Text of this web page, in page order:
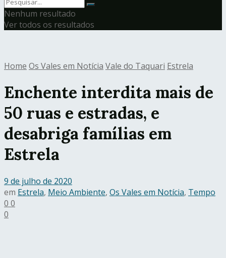
Nenhum resultado
Ver todos os resultados
Home Os Vales em Notícia Vale do Taquari Estrela
Enchente interdita mais de
50 ruas e estradas, e
desabriga famílias em
Estrela
9 de julho de 2020
em Estrela, Meio Ambiente, Os Vales em Notícia, Tempo
0 0
0